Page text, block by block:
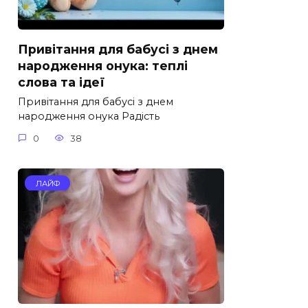
Привітання для бабусі з днем
народження онука: теплі
слова та ідеї
Привітання для бабусі з днем
народження онука Радість
0 38
ЛАЙФ